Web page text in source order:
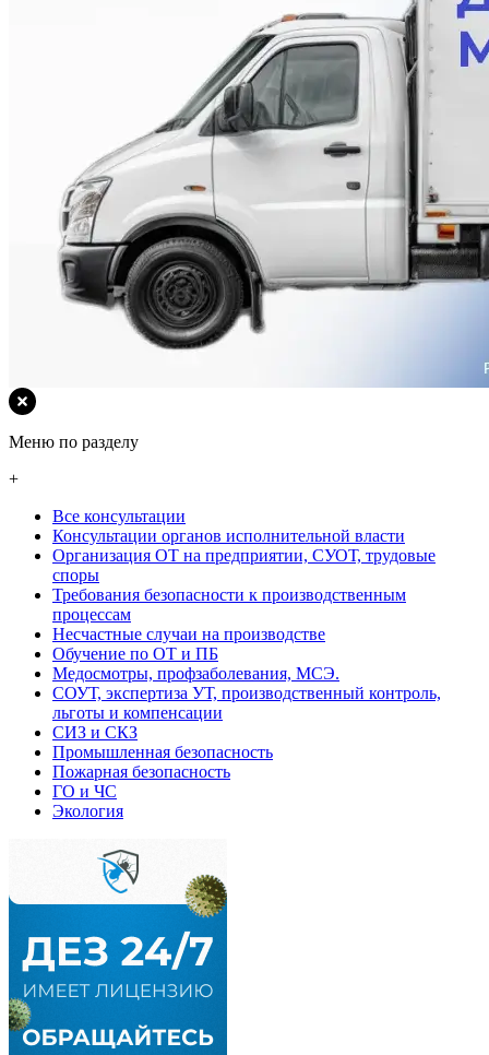
Меню по разделу
+
Все консультации
Консультации органов исполнительной власти
Организация ОТ на предприятии, СУОТ, трудовые
споры
Требования безопасности к производственным
процессам
Несчастные случаи на производстве
Обучение по ОТ и ПБ
Медосмотры, профзаболевания, МСЭ.
СОУТ, экспертиза УТ, производственный контроль,
льготы и компенсации
СИЗ и СКЗ
Промышленная безопасность
Пожарная безопасность
ГО и ЧС
Экология